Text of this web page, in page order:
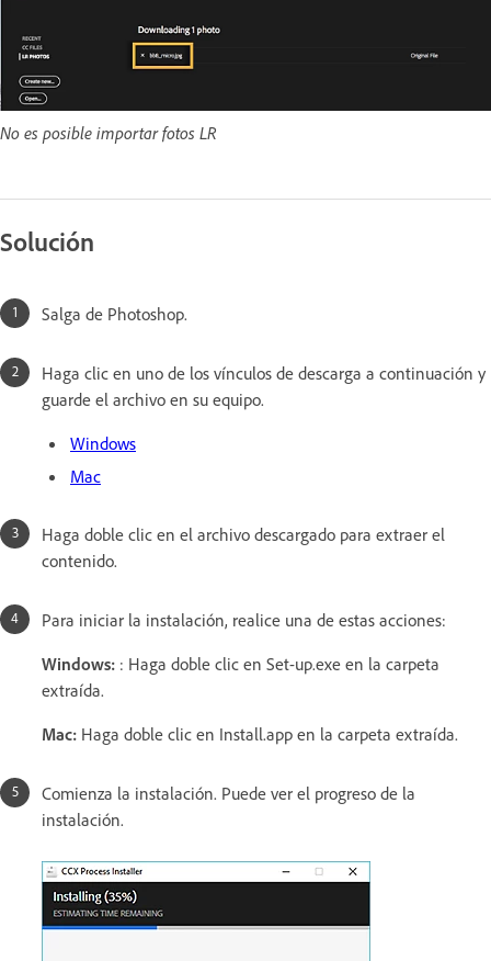
No es posible importar fotos LR
Solución
Salga de Photoshop.
Haga clic en uno de los vínculos de descarga a continuación y
guarde el archivo en su equipo.
Windows
Mac
Haga doble clic en el archivo descargado para extraer el
contenido.
Para iniciar la instalación, realice una de estas acciones:
Windows: : Haga doble clic en Set-up.exe en la carpeta
extraída.
Mac: Haga doble clic en Install.app en la carpeta extraída.
Comienza la instalación. Puede ver el progreso de la
instalación.